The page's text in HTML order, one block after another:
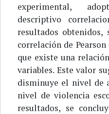
experimental,
descriptivo
resultados obtenidos,
correlación de
que existe una
variables. Este valor
disminuye el nivel de
nivel de violencia
resultados, se